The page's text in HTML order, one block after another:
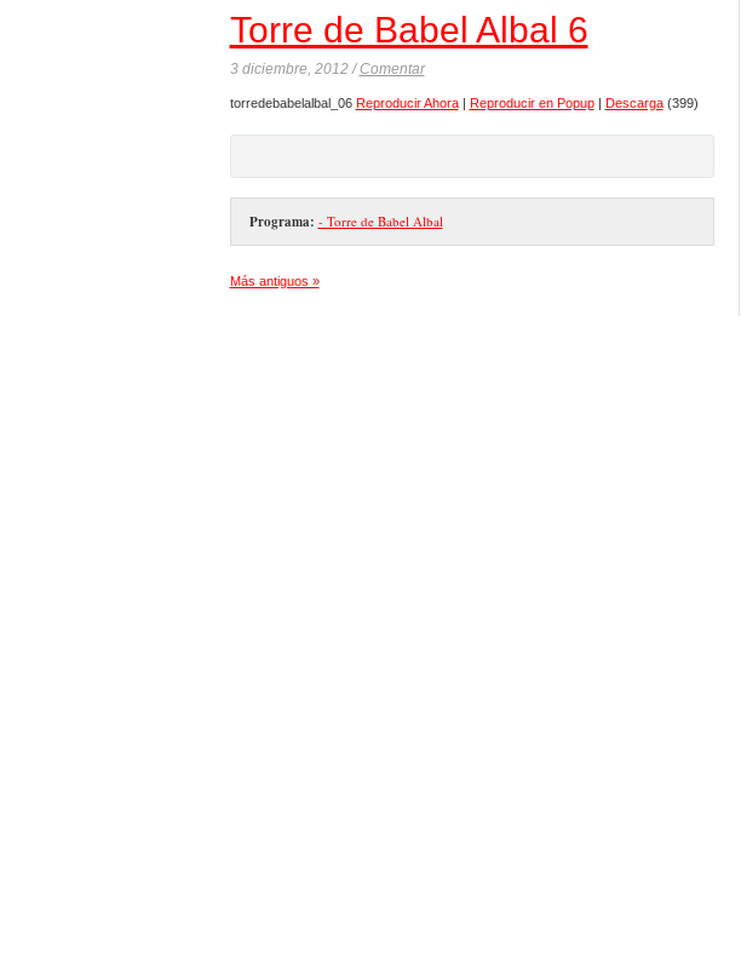
Torre de Babel Albal 6
3 diciembre, 2012 /Comentar
torredebabelalbal_06 Reproducir Ahora| Reproducir en Popup| Descarga(399)
Programa: - Torre de Babel Albal
Más antiguos »